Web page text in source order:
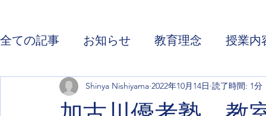
全ての記事 お知らせ 教育理念 授業内
Shinya Nishiyama 2022年10月14日 読了時間: 1分